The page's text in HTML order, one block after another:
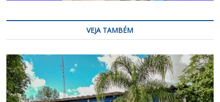
VEJA TAMBÉM